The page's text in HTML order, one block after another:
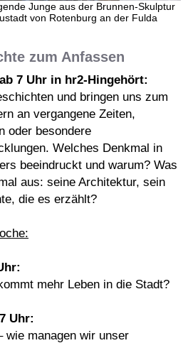
Junge aus der Brunnen-Skulptur
von Rotenburg an der Fulda
zum Anfassen
7 Uhr in hr2-Hingehört:
und bringen uns zum
an vergangene Zeiten,
oder besondere
Welches Denkmal in
beeindruckt und warum? Was
aus: seine Architektur, sein
die es erzählt?
mehr Leben in die Stadt?
Uhr:
wie managen wir unser